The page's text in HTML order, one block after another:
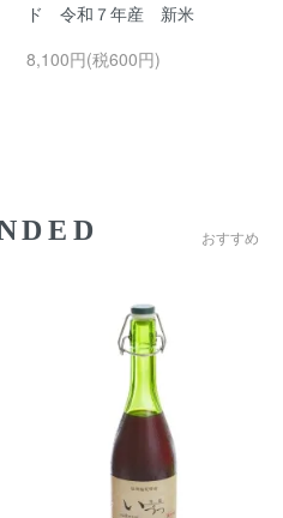
ド 令和７年産 新米
8,100円(税600円)
おすすめ